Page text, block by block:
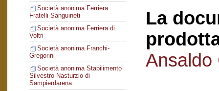
Società anonima Ferriera
Fratelli Sanguineti
Società anonima Ferriera di
Voltri
Società anonima Franchi-
Gregorini
Società anonima Stabilimento
Silvestro Nasturzio di
Sampierdarena
La
Ansaldo